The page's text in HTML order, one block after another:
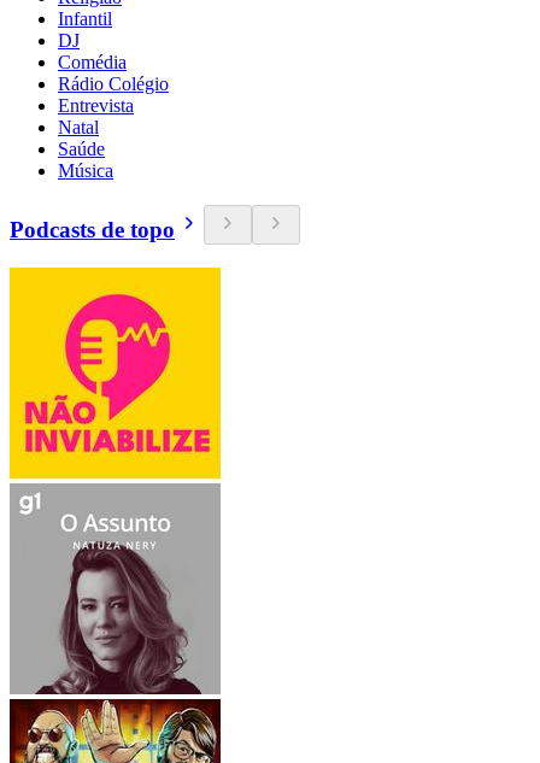
Infantil
DJ
Comédia
Rádio Colégio
Entrevista
Natal
Saúde
Música
Podcasts de topo